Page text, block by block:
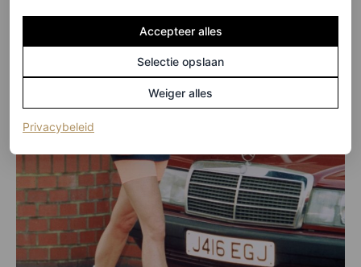
Accepteer alles
Selectie opslaan
Weiger alles
Privacybeleid